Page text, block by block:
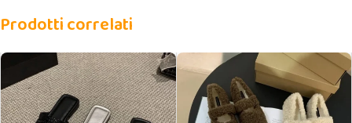
Prodotti correlati